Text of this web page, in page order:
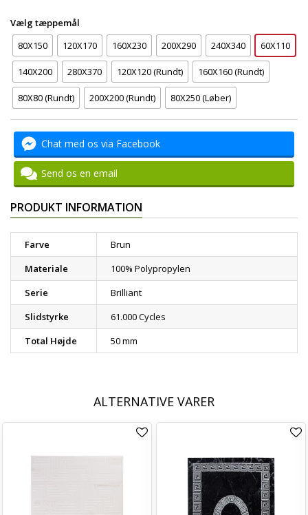
Vælg tæppemål
80X150
120X170 160X230 200X290 240X340 60X110
140X200 280X370 120X120 (Rundt) 160X160 (Rundt)
80X80 (Rundt) 200X200 (Rundt) 80X250 (Løber)
Chat med os via Facebook
Send os en email
PRODUKT INFORMATION
Farve
Brun
Materiale
100% Polypropylen
Serie
Brilliant
Slidstyrke
61.000 Cycles
Total Højde
50 mm
ALTERNATIVE VARER